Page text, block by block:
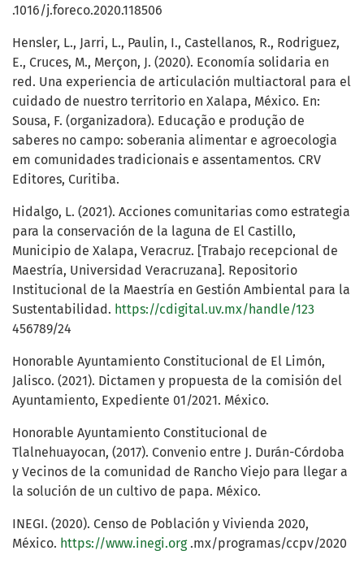
.1016/j.foreco.2020.118506
Hensler, L., Jarri, L., Paulin, I., Castellanos, R., Rodriguez,
E., Cruces, M., Merçon, J. (2020). Economía solidaria en
red. Una experiencia de articulación multiactoral para el
cuidado de nuestro territorio en Xalapa, México. En:
Sousa, F. (organizadora). Educação e produção de
saberes no campo: soberania alimentar e agroecologia
em comunidades tradicionais e assentamentos. CRV
Editores, Curitiba.
Hidalgo, L. (2021). Acciones comunitarias como estrategia
para la conservación de la laguna de El Castillo,
Municipio de Xalapa, Veracruz. [Trabajo recepcional de
Maestría, Universidad Veracruzana]. Repositorio
Institucional de la Maestría en Gestión Ambiental para la
Sustentabilidad. https://cdigital.uv.mx/handle/123
456789/24
Honorable Ayuntamiento Constitucional de El Limón,
Jalisco. (2021). Dictamen y propuesta de la comisión del
Ayuntamiento, Expediente 01/2021. México.
Honorable Ayuntamiento Constitucional de
Tlalnehuayocan, (2017). Convenio entre J. Durán-Córdoba
y Vecinos de la comunidad de Rancho Viejo para llegar a
la solución de un cultivo de papa. México.
INEGI. (2020). Censo de Población y Vivienda 2020,
México. https://www.inegi.org.mx/programas/ccpv/2020